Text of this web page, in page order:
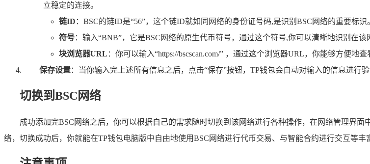
立稳定的连接。
链ID ：BSC的链ID是“56”，这个链ID就如同网络的身份证号码,是识别BSC网络的重要标识
符号：输入“BNB”，它是BSC网络的原生代币符号，通过这个符号,你可以清晰地识别在该
块浏览器URL ：你可以输入“https://bscscan.com/” ，通过这个浏览器URL，你能够方便
保存设置：当你输入完上述所有信息之后，点击“保存”按钮，TP钱包会自动对输入的信息进行
切换到BSC网络
成功添加完BSC网络之后，你可以根据自己的需求随时切换到该网络进行各种操作，在网络管理界面
络，切换成功后，你就能在TP钱包电脑版中自由地使用BSC网络进行代币交易、与智能合约进行交互等丰